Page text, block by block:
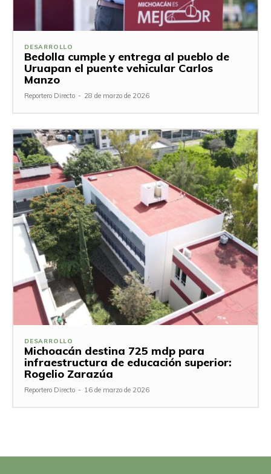
DESARROLLO
Bedolla cumple y entrega al pueblo de
Uruapan el puente vehicular Carlos
Manzo
Reportero Directo - 28 de marzo de 2026
DESARROLLO
Michoacán destina 725 mdp para
infraestructura de educación superior:
Rogelio Zarazúa
Reportero Directo - 16 de marzo de 2026